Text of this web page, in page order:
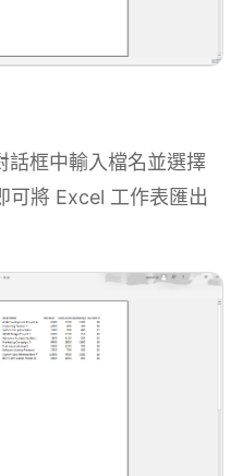
話框中輸入檔名並選擇
可將 Excel 工作表匯出